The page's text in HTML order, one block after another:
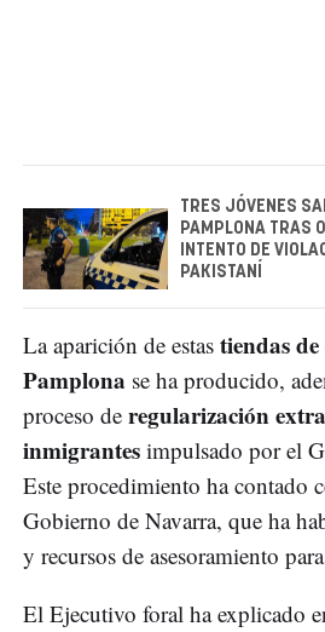
TRES JÓVENES
PAMPLONA TRAS
INTENTO DE
PAKISTANÍ
La aparición de estas tiendas
Pamplona se ha producido,
proceso de regularización
inmigrantes impulsado por el
Este procedimiento ha contado
Gobierno de Navarra, que ha
y recursos de asesoramiento
El Ejecutivo foral ha explicado